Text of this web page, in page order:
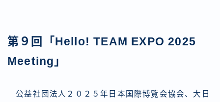
第９回「Hello! TEAM EXPO 2025
Meeting」
公益社団法人２０２５年日本国際博覧会協会、大日